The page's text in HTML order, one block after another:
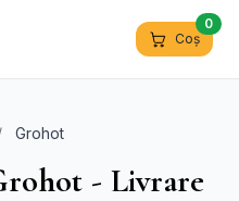
Coș
0
Grohot
- Livrare